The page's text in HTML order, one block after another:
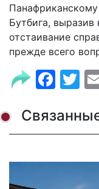
Бутбига,
отстаивание
прежде всего